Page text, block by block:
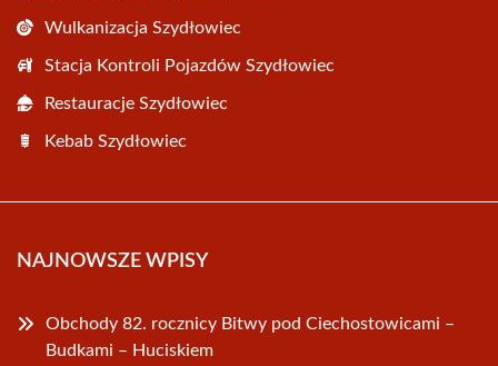
Wulkanizacja Szydłowiec
Stacja Kontroli Pojazdów Szydłowiec
Restauracje Szydłowiec
Kebab Szydłowiec
NAJNOWSZE WPISY
Obchody 82. rocznicy Bitwy pod Ciechostowicami –
Budkami – Huciskiem